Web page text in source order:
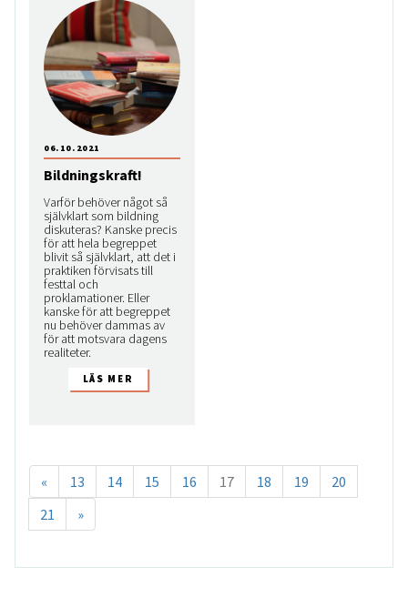
Bildningskraft!
Varför behöver något så
självklart som bildning
diskuteras? Kanske precis
för att hela begreppet
blivit så självklart, att det i
praktiken förvisats till
festtal och
proklamationer. Eller
kanske för att begreppet
nu behöver dammas av
för att motsvara dagens
realiteter.
06.10.2021
« 13 14 15 16 17 18 19
20
21
»